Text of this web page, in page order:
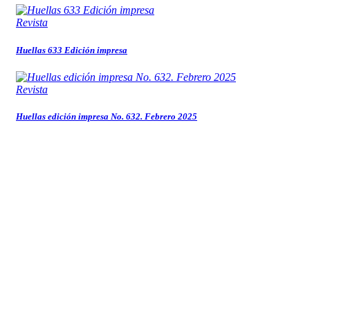
Revista
Huellas 633 Edición impresa
Revista
Huellas edición impresa No. 632. Febrero 2025